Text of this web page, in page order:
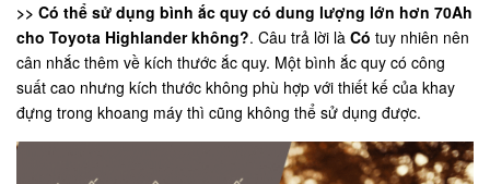
>> Có thể sử dụng bình ắc quy có dung lượng lớn hơn 70Ah
cho Toyota Highlander không?. Câu trả lời là Có tuy nhiên nên
cân nhắc thêm về kích thước ắc quy. Một bình ắc quy có công
suất cao nhưng kích thước không phù hợp với thiết kế của khay
đựng trong khoang máy thì cũng không thể sử dụng được.